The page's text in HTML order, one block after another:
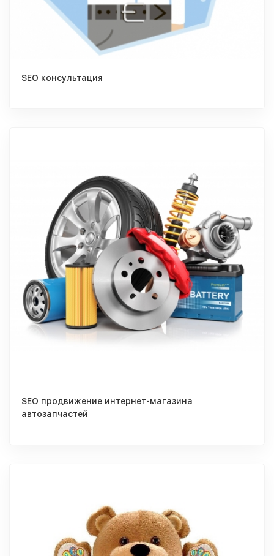
SEO консультация
SEO продвижение интернет-магазина
автозапчастей